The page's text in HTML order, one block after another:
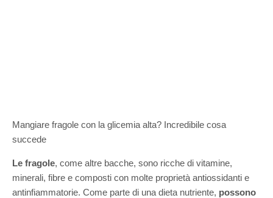
Mangiare fragole con la glicemia alta? Incredibile cosa
succede
Le fragole, come altre bacche, sono ricche di vitamine,
minerali, fibre e composti con molte proprietà antiossidanti e
antinfiammatorie. Come parte di una dieta nutriente, possono